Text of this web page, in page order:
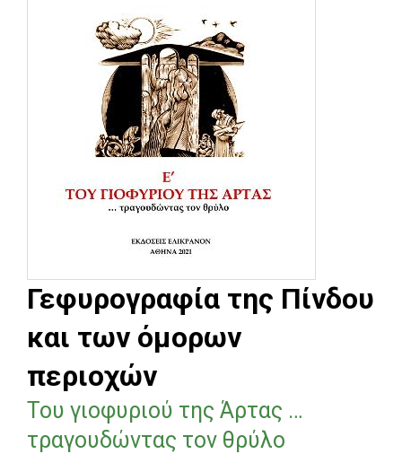
Γεφυρογραφία της Πίνδου
και των όμορων
περιοχών
Του γιοφυριού της Άρτας …
τραγουδώντας τον θρύλο